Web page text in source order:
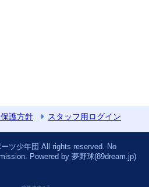
護方針 スタッフ用ログイン
ツ少年団 All rights reserved. No
Powered by 夢野球(89dream.jp)